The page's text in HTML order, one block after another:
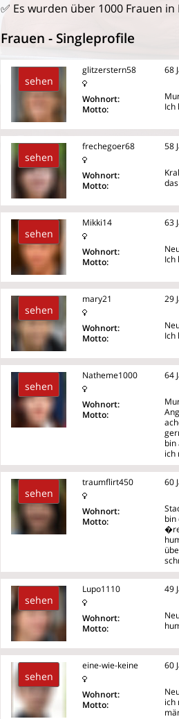
✅ Es wurden über 1000 Frauen
Frauen - Singleprofile
sehen
glitzerstern58
Wohnort:
Motto:
68
Ich
sehen
frechegoer68
Wohnort:
Motto:
58
sehen
Mikki14
Wohnort:
Motto:
63
Ich
sehen
mary21
Wohnort:
Motto:
29
Ich
sehen
Natheme1000
Wohnort:
Motto:
64
bin
ich
sehen
traumflirt450
Wohnort:
Motto:
60
bin
�re
sehen
Lupo1110
Wohnort:
Motto:
49
sehen
eine-wie-keine
Wohnort:
Motto:
60
ich